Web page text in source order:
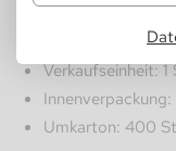
Schachtel
Verkaufseinheit: 1
Umkarton: 400